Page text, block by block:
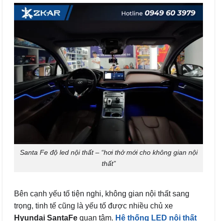
Santa Fe độ led nội thất – “hơi thở mới cho không gian nội
thất”
Bên cạnh yếu tố tiện nghi, không gian nội thất sang
trọng, tinh tế cũng là yếu tố được nhiều chủ xe
Hyundai SantaFe quan tâm. Hệ thống LED nội thất